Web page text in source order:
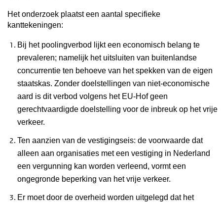
Het onderzoek plaatst een aantal specifieke
kanttekeningen:
Bij het poolingverbod lijkt een economisch belang te
prevaleren; namelijk het uitsluiten van buitenlandse
concurrentie ten behoeve van het spekken van de eigen
staatskas. Zonder doelstellingen van niet-economische
aard is dit verbod volgens het EU-Hof geen
gerechtvaardigde doelstelling voor de inbreuk op het vrije
verkeer.
Ten aanzien van de vestigingseis: de voorwaarde dat
alleen aan organisaties met een vestiging in Nederland
een vergunning kan worden verleend, vormt een
ongegronde beperking van het vrije verkeer.
Er moet door de overheid worden uitgelegd dat het